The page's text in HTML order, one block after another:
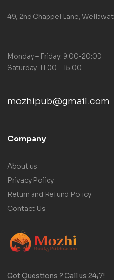
49, 2nd Chappel Lane,
Monday – Friday: 9:00-20:00
Saturday: 11:00 – 15:00
mozhipub@gmail.com
Company
About us
Privacy Policy
Return and Refund Policy
Contact Us
Got Questions ? Call us 24/7!